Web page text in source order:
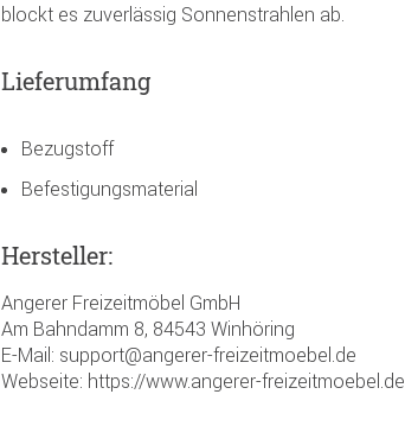
blockt es zuverlässig Sonnenstrahlen ab.
Lieferumfang
Bezugstoff
Befestigungsmaterial
Hersteller:
Angerer Freizeitmöbel GmbH
Am Bahndamm 8, 84543 Winhöring
E-Mail: support@angerer-freizeitmoebel.de
Webseite: https://www.angerer-freizeitmoebel.de